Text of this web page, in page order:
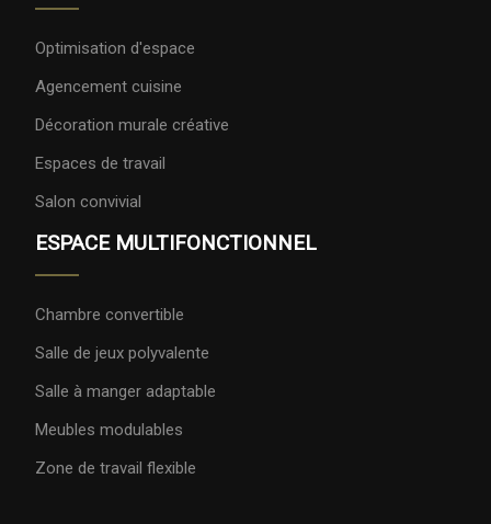
Optimisation d'espace
Agencement cuisine
Décoration murale créative
Espaces de travail
Salon convivial
ESPACE MULTIFONCTIONNEL
Chambre convertible
Salle de jeux polyvalente
Salle à manger adaptable
Meubles modulables
Zone de travail flexible